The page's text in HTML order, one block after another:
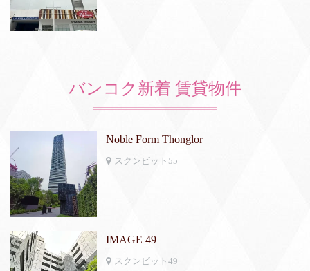
バンコク新着 賃貸物件
Noble Form Thonglor
スクンビット55
IMAGE 49
スクンビット49